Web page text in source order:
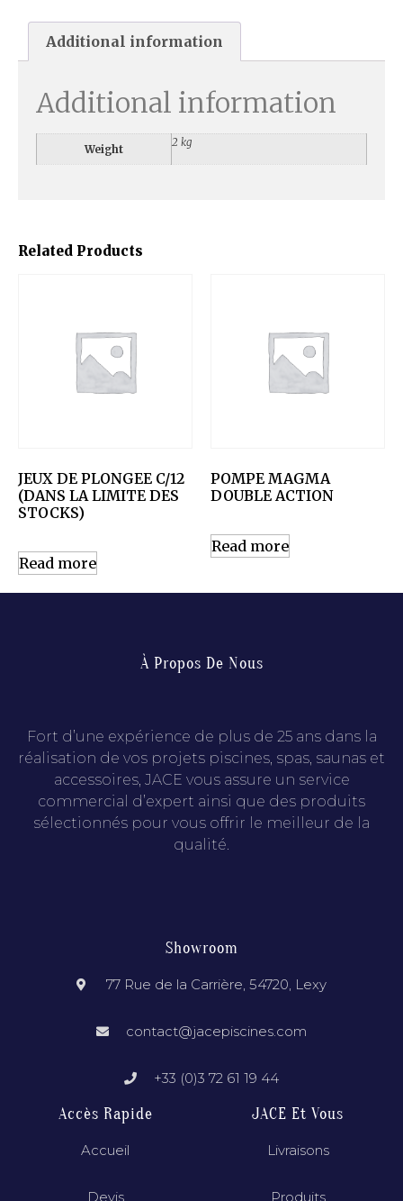
Related Products
JEUX DE PLONGEE C/12
(DANS LA LIMITE DES
STOCKS)
Read more
POMPE MAGMA
DOUBLE ACTION
Read more
Additional information
Additional information
Weight
2 kg
À Propos De Nous
Fort d’une expérience de plus de 25 ans dans la
réalisation de vos projets piscines, spas, saunas et
accessoires, JACE vous assure un service
commercial d’expert ainsi que des produits
sélectionnés pour vous offrir le meilleur de la
qualité.
Showroom
77 Rue de la Carrière, 54720, Lexy
contact@jacepiscines.com
+33 (0)3 72 61 19 44
Accès Rapide
Accueil
Devis
JACE Et Vous
Livraisons
Produits